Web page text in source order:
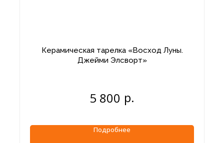
Керамическая тарелка «Восход Луны.
Джейми Элсворт»
5 800 р.
Подробнее